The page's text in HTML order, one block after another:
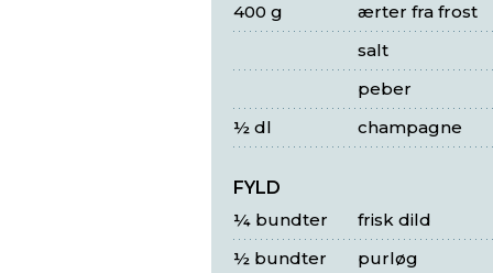
ærter fra frost
400 g
salt
peber
champagne
½ dl
FYLD
frisk dild
¼ bundter
purløg
½ bundter